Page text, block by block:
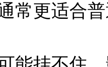
常更适合